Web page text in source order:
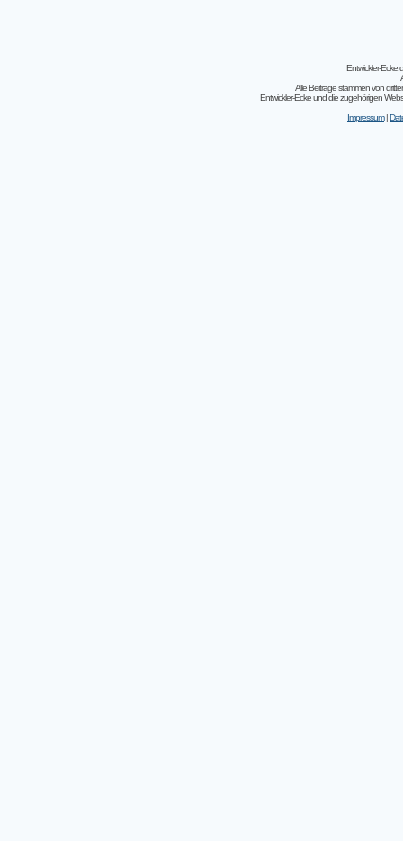
Entwickler-
Alle Beiträge stammen von
Entwickler-Ecke und die zugehörigen
Impressum|